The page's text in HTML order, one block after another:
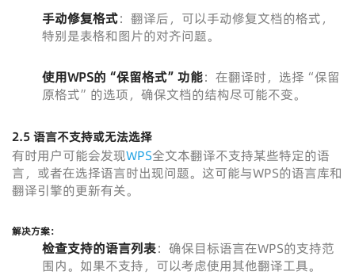
手动修复格式：翻译后，可以手动修复文档的格式，
特别是表格和图片的对齐问题。
使用WPS的“保留格式”功能：在翻译时，选择“保留
原格式”的选项，确保文档的结构尽可能不变。
2.5 语言不支持或无法选择
有时用户可能会发现WPS全文本翻译不支持某些特定的语
言，或者在选择语言时出现问题。这可能与WPS的语言库和
翻译引擎的更新有关。
解决方案：
检查支持的语言列表：确保目标语言在WPS的支持范
围内。如果不支持，可以考虑使用其他翻译工具。